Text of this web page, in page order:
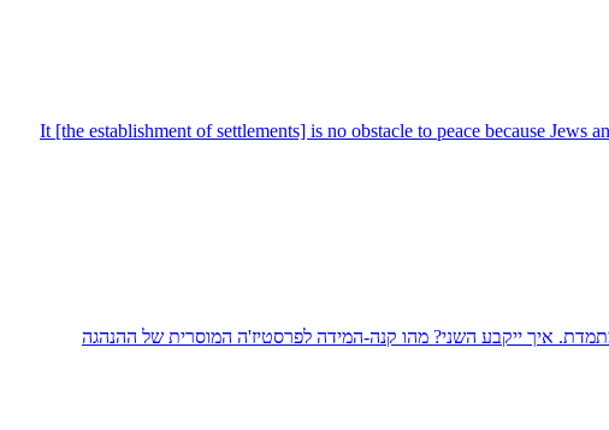
It [the establishment of settlements] is no obstacle to peace because
איך ייקבע השני? מהו קנה-המידה לפרסטיז'ה המוסרית של ההנהגה